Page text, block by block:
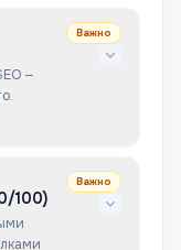
—
Важно
100)
Важно